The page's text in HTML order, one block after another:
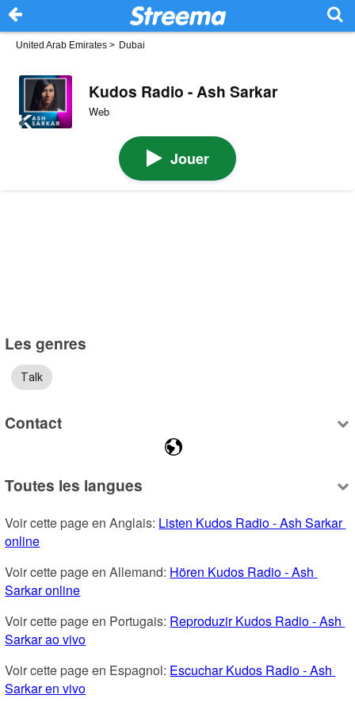
United Arab Emirates > Dubai
Kudos Radio - Ash Sarkar
Web
Jouer
Les genres
Talk
Contact
Toutes les langues
Voir cette page en Anglais: Listen Kudos Radio - Ash Sarkar
online
Voir cette page en Allemand: Hören Kudos Radio - Ash
Sarkar online
Voir cette page en Portugais: Reproduzir Kudos Radio - Ash
Sarkar ao vivo
Voir cette page en Espagnol: Escuchar Kudos Radio - Ash
Sarkar en vivo